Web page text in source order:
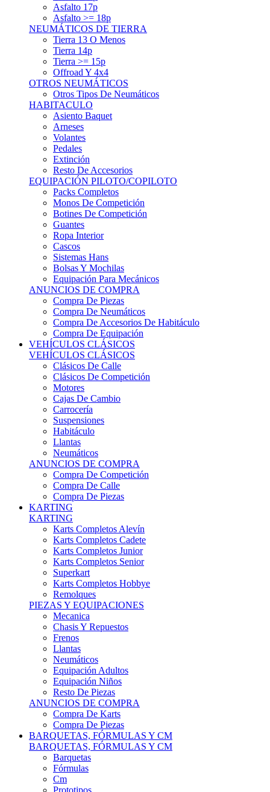
Asfalto 17p
Asfalto >= 18p
NEUMÁTICOS DE TIERRA
Tierra 13 O Menos
Tierra 14p
Tierra >= 15p
Offroad Y 4x4
OTROS NEUMÁTICOS
Otros Tipos De Neumáticos
HABITACULO
Asiento Baquet
Arneses
Volantes
Pedales
Extinción
Resto De Accesorios
EQUIPACIÓN PILOTO/COPILOTO
Packs Completos
Monos De Competición
Botines De Competición
Guantes
Ropa Interior
Cascos
Sistemas Hans
Bolsas Y Mochilas
Equipación Para Mecánicos
ANUNCIOS DE COMPRA
Compra De Piezas
Compra De Neumáticos
Compra De Accesorios De Habitáculo
Compra De Equipación
VEHÍCULOS CLÁSICOS
VEHÍCULOS CLÁSICOS
Clásicos De Calle
Clásicos De Competición
Motores
Cajas De Cambio
Carrocería
Suspensiones
Habitáculo
Llantas
Neumáticos
ANUNCIOS DE COMPRA
Compra De Competición
Compra De Calle
Compra De Piezas
KARTING
KARTING
Karts Completos Alevín
Karts Completos Cadete
Karts Completos Junior
Karts Completos Senior
Superkart
Karts Completos Hobbye
Remolques
PIEZAS Y EQUIPACIONES
Mecanica
Chasis Y Repuestos
Frenos
Llantas
Neumáticos
Equipación Adultos
Equipación Niños
Resto De Piezas
ANUNCIOS DE COMPRA
Compra De Karts
Compra De Piezas
BARQUETAS, FÓRMULAS Y CM
BARQUETAS, FÓRMULAS Y CM
Barquetas
Fórmulas
Cm
Prototipos